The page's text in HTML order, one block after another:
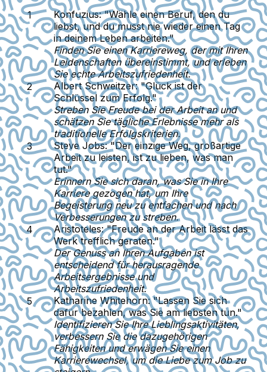
Konfuzius:"Wähle einen Beruf, den du
liebst, und du musst nie wieder einen Tag
in deinem Leben arbeiten."
Finden Sie einen Karriereweg, der mit Ihren
Leidenschaften übereinstimmt, und erleben
Sie echte Arbeitszufriedenheit.
Albert Schweitzer:"Glück ist der
Schlüssel zum Erfolg."
Streben Sie Freude bei der Arbeit an und
schätzen Sie tägliche Erlebnisse mehr als
traditionelle Erfolgskriterien.
Steve Jobs:"Der einzige Weg, großartige
Arbeit zu leisten, ist zu lieben, was man
tut."
Erinnern Sie sich daran, was Sie in Ihre
Karriere gezogen hat, um Ihre
Begeisterung neu zu entfachen und nach
Verbesserungen zu streben.
Aristoteles:"Freude an der Arbeit lässt das
Werk trefflich geraten."
Der Genuss an Ihren Aufgaben ist
entscheidend für herausragende
Arbeitsergebnisse und
Arbeitszufriedenheit.
Katharine Whitehorn:"Lassen Sie sich
dafür bezahlen, was Sie am liebsten tun."
Identifizieren Sie Ihre Lieblingsaktivitäten,
verbessern Sie die dazugehörigen
Fähigkeiten und erwägen Sie einen
Karrierewechsel, um die Liebe zum Job zu